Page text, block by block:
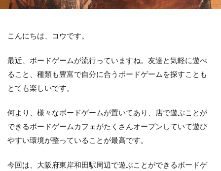
こんにちは、コウです。
最近、ボードゲームが流行っていますね。友達と気軽に遊べ
ること、種類も豊富で自分に合うボードゲームを探すことも
とても楽しいです。
何より、様々なボードゲームが置いてあり、店で遊ぶことが
できるボードゲームカフェがたくさんオープンしていて遊び
やすい環境が整っていることが最高です。
今回は、大阪府東岸和田駅周辺で遊ぶことができるボードゲ